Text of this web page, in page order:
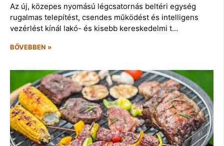
Az új, közepes nyomású légcsatornás beltéri egység
rugalmas telepítést, csendes működést és intelligens
vezérlést kínál lakó- és kisebb kereskedelmi t…
BŐVEBBEN »